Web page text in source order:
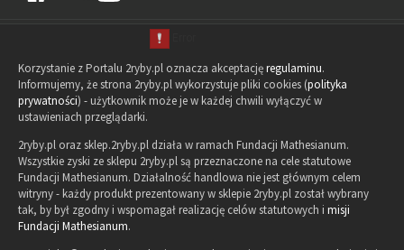
Korzystanie z Portalu 2ryby.pl oznacza akceptacjęregulaminu.
Informujemy, że strona 2ryby.pl wykorzystuje pliki cookies (polityka
prywatności) - użytkownik może je w każdej chwili wyłączyć w
ustawieniach przeglądarki.
2ryby.pl oraz sklep.2ryby.pl działa w ramach Fundacji Mathesianum.
Wszystkie zyski ze sklepu 2ryby.pl są przeznaczone na cele statutowe
Fundacji Mathesianum. Działalność handlowa nie jest głównym celem
witryny - każdy produkt prezentowany w sklepie 2ryby.pl został wybrany
tak, by był zgodny i wspomagał realizację celów statutowych i misji
Fundacji Mathesianum.